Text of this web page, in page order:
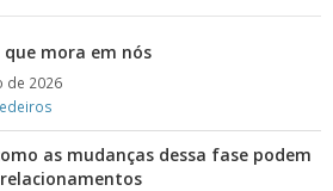
que mora em nós
de 2026
as mudanças dessa fase podem